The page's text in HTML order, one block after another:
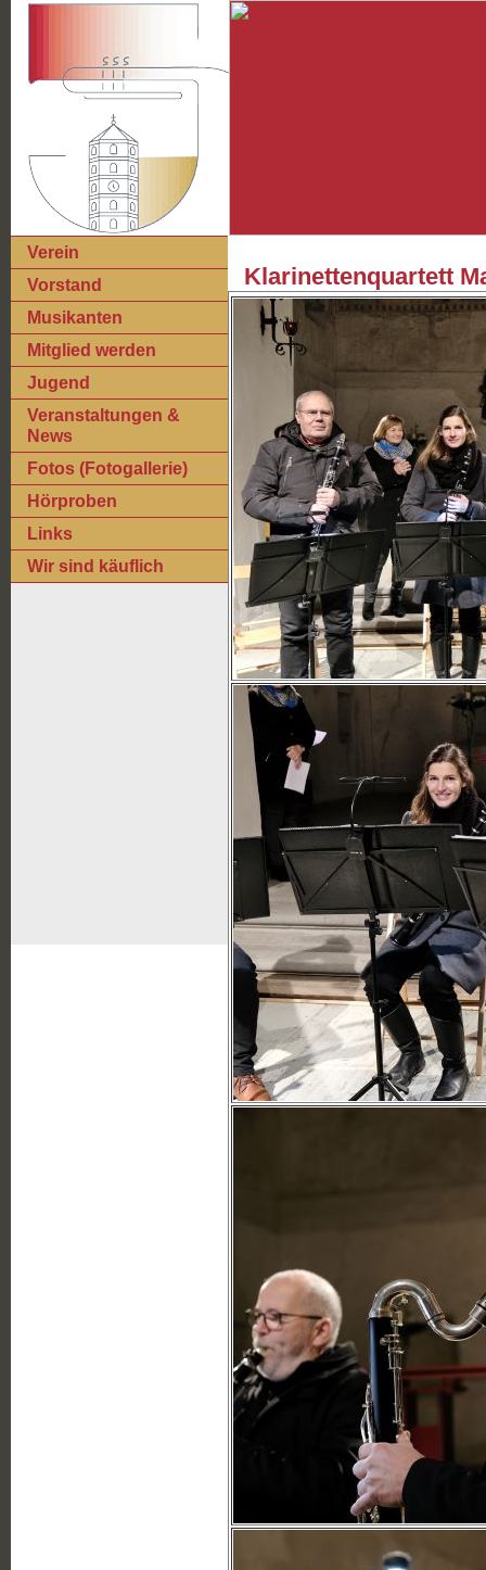
Verein
Vorstand
Musikanten
Mitglied werden
Jugend
Veranstaltungen &
News
Fotos (Fotogallerie)
Hörproben
Links
Wir sind käuflich
Klarinettenquartett